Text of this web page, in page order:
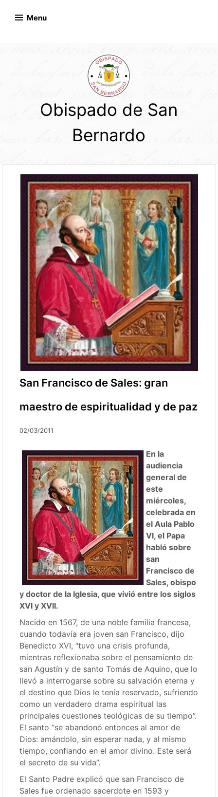
Menu
Obispado de San
Bernardo
San Francisco de Sales: gran
maestro de espiritualidad y de paz
02/03/2011
En la
audiencia
general de
este
miércoles,
celebrada en
el Aula Pablo
VI, el Papa
habló sobre
san
Francisco de
Sales, obispo
y doctor de la Iglesia, que vivió entre los siglos
XVI y XVII.
Nacido en 1567, de una noble familia francesa,
cuando todavía era joven san Francisco, dijo
Benedicto XVI, “tuvo una crisis profunda,
mientras reflexionaba sobre el pensamiento de
san Agustín y de santo Tomás de Aquino, que lo
llevó a interrogarse sobre su salvación eterna y
el destino que Dios le tenía reservado, sufriendo
como un verdadero drama espiritual las
principales cuestiones teológicas de su tiempo”.
El santo “se abandonó entonces al amor de
Dios: amándolo, sin esperar nada, y al mismo
tiempo, confiando en el amor divino. Este será
el secreto de su vida”.
El Santo Padre explicó que san Francisco de
Sales fue ordenado sacerdote en 1593 y